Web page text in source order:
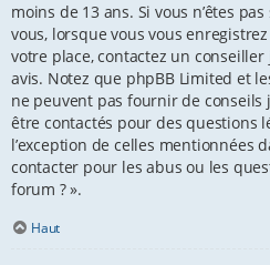
moins de 13 ans. Si vous n’êtes
vous, lorsque vous vous
votre place, contactez un
avis. Notez que phpBB Limited et
ne peuvent pas fournir de
être contactés pour des questions
l’exception de celles mentionnées
contacter pour les abus ou les
forum ? ».
Haut